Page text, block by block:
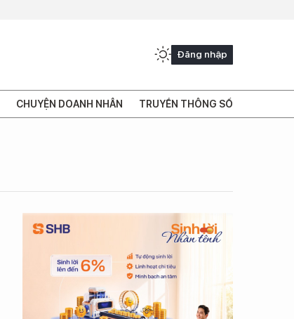
Đăng nhập
CHUYỆN DOANH NHÂN TRUYỀN THÔNG SỐ